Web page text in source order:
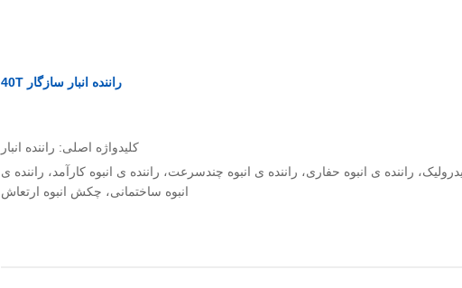
راننده انبار سازگار 40T
کلیدواژه اصلی: راننده انبار
راننده ی انبوه حفاری، راننده ی انبوه چندسرعت، راننده ی انبوه کارآمد، راننده ی
انبوه ساختمانی، چکش انبوه ارتعاش